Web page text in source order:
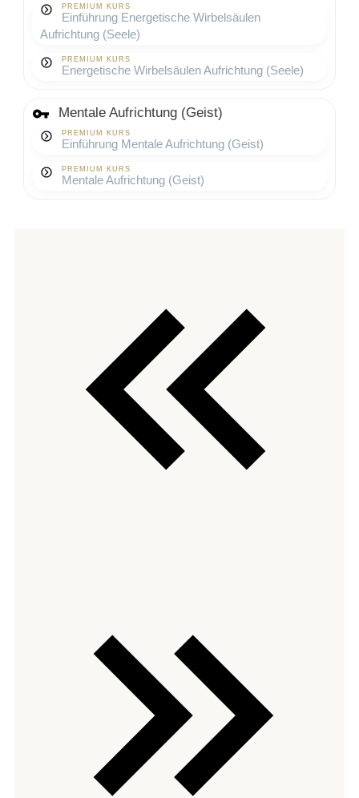
PREMIUM KURS
Einführung Energetische Wirbelsäulen
Aufrichtung (Seele)
PREMIUM KURS
Energetische Wirbelsäulen Aufrichtung (Seele)
Mentale Aufrichtung (Geist)
PREMIUM KURS
Einführung Mentale Aufrichtung (Geist)
PREMIUM KURS
Mentale Aufrichtung (Geist)